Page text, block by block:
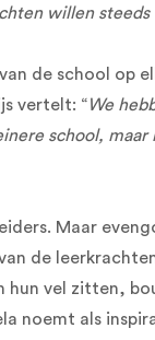
willen steeds
de school op
vertelt: “We
school,
Maar
de
vel zitten,
noemt als